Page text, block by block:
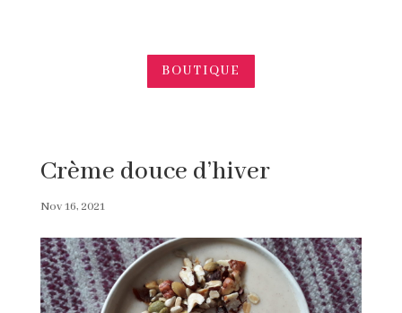
BOUTIQUE
Crème douce d’hiver
Nov 16, 2021